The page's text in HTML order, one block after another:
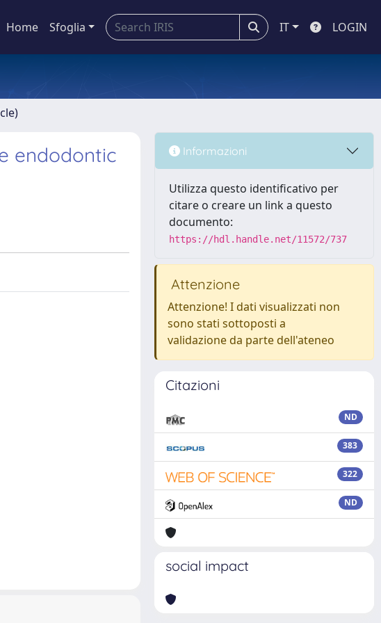
Home Sfoglia IT LOGIN
endodontic
Informazioni
Utilizza questo identificativo per
citare o creare un link a questo
documento:
https://hdl.handle.net/11572/737
Attenzione
Attenzione! I dati visualizzati non
sono stati sottoposti a
validazione da parte dell'ateneo
Citazioni
ND
383
322
ND
social impact